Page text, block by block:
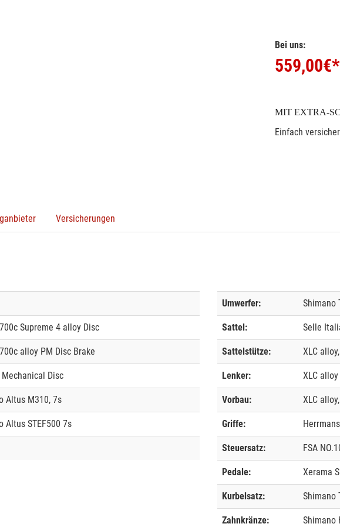
Bei uns:
559,00€*
MIT EXTRA-
Einfach
Versicherungen
Supreme 4 alloy Disc
alloy PM Disc Brake
Mechanical Disc
Altus M310, 7s
Altus STEF500 7s
Umwerfer: Shimano
Sattel: Selle
Sattelstütze: XLC
Lenker: XLC
Vorbau: XLC
Griffe:
Steuersatz: FSA
Pedale: Xerama
Kurbelsatz: Shimano
Zahnkränze: Shimano